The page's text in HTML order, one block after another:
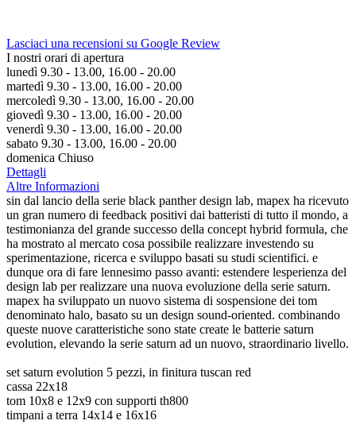
Lasciaci una recensioni su Google Review
I nostri orari di apertura
lunedì 9.30 - 13.00, 16.00 - 20.00
martedì 9.30 - 13.00, 16.00 - 20.00
mercoledì 9.30 - 13.00, 16.00 - 20.00
giovedì 9.30 - 13.00, 16.00 - 20.00
venerdì 9.30 - 13.00, 16.00 - 20.00
sabato 9.30 - 13.00, 16.00 - 20.00
domenica Chiuso
Dettagli
Altre Informazioni
sin dal lancio della serie black panther design lab, mapex ha ricevuto
un gran numero di feedback positivi dai batteristi di tutto il mondo, a
testimonianza del grande successo della concept hybrid formula, che
ha mostrato al mercato cosa possibile realizzare investendo su
sperimentazione, ricerca e sviluppo basati su studi scientifici. e
dunque ora di fare lennesimo passo avanti: estendere lesperienza del
design lab per realizzare una nuova evoluzione della serie saturn.
mapex ha sviluppato un nuovo sistema di sospensione dei tom
denominato halo, basato su un design sound-oriented. combinando
queste nuove caratteristiche sono state create le batterie saturn
evolution, elevando la serie saturn ad un nuovo, straordinario livello.
set saturn evolution 5 pezzi, in finitura tuscan red
cassa 22x18
tom 10x8 e 12x9 con supporti th800
timpani a terra 14x14 e 16x16